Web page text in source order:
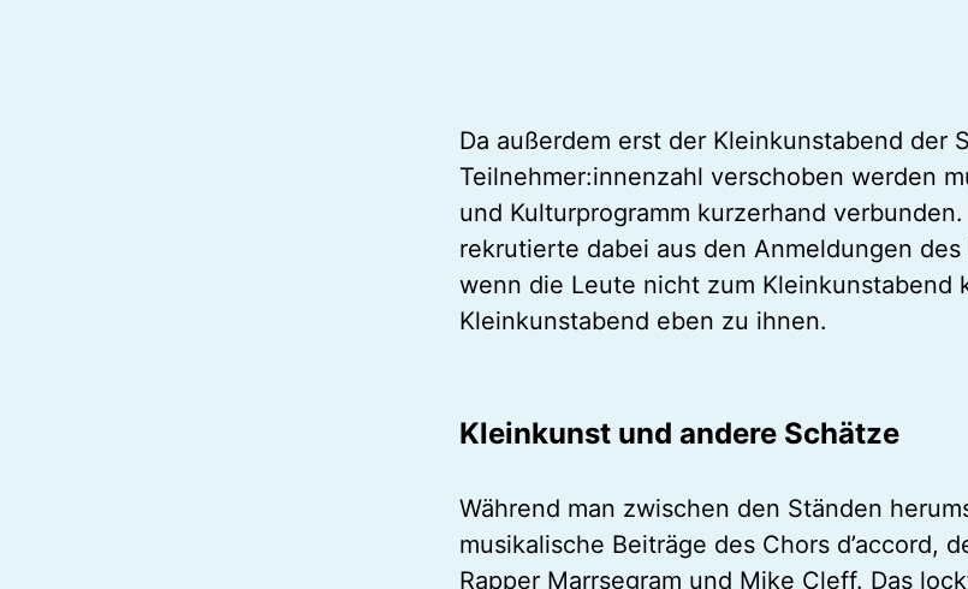
Da außerdem erst der Kleinkunstabend der
Teilnehmer:innenzahl verschoben werden
und Kulturprogramm kurzerhand
rekrutierte dabei aus den Anmeldungen
wenn die Leute nicht zum Kleinkunstabend
Kleinkunstabend eben zu ihnen.
Kleinkunst und andere Schätze
Während man zwischen den Ständen
musikalische Beiträge des Chors d’accord,
Rapper Marrsegram und Mike Cleff. Das